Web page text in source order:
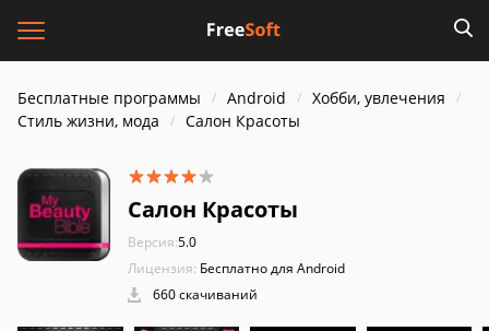
Бесплатные программы Android
Хобби, увлечения
Стиль жизни, мода
Салон Красоты
Салон Красоты
Версия:5.0
Лицензия: Бесплатно для Android
660 скачиваний